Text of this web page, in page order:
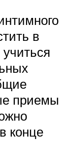
в
приемы
конце